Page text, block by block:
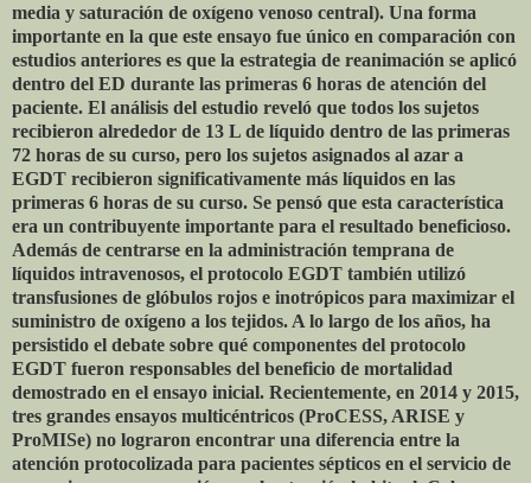
media y saturación de oxígeno venoso central). Una forma
importante en la que este ensayo fue único en comparación con
estudios anteriores es que la estrategia de reanimación se aplicó
dentro del ED durante las primeras 6 horas de atención del
paciente. El análisis del estudio reveló que todos los sujetos
recibieron alrededor de 13 L de líquido dentro de las primeras
72 horas de su curso, pero los sujetos asignados al azar a
EGDT recibieron significativamente más líquidos en las
primeras 6 horas de su curso. Se pensó que esta característica
era un contribuyente importante para el resultado beneficioso.
Además de centrarse en la administración temprana de
líquidos intravenosos, el protocolo EGDT también utilizó
transfusiones de glóbulos rojos e inotrópicos para maximizar el
suministro de oxígeno a los tejidos. A lo largo de los años, ha
persistido el debate sobre qué componentes del protocolo
EGDT fueron responsables del beneficio de mortalidad
demostrado en el ensayo inicial. Recientemente, en 2014 y 2015,
tres grandes ensayos multicéntricos (ProCESS, ARISE y
ProMISe) no lograron encontrar una diferencia entre la
atención protocolizada para pacientes sépticos en el servicio de